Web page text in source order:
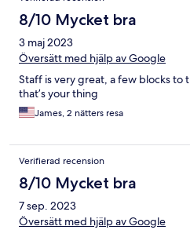
8/10 Mycket bra
3 maj 2023
Översätt med hjälp av Google
Staff is very great, a few blocks to
that’s your thing
James, 2 nätters resa
Verifierad recension
8/10 Mycket bra
7 sep. 2023
Översätt med hjälp av Google